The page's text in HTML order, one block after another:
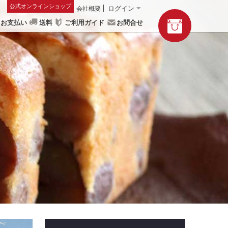
公式オンラインショップ 会社概要 ログイン
お支払い 送料 ご利用ガイド お問合せ